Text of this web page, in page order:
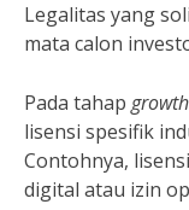
Legalitas yang
mata calon
Pada tahap growth
lisensi spesifik
Contohnya,
digital atau izin